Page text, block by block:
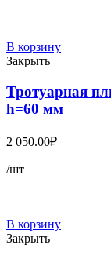
В корзину
Закрыть
Тротуарная
h=60 мм
2 050.00₽
/шт
В корзину
Закрыть